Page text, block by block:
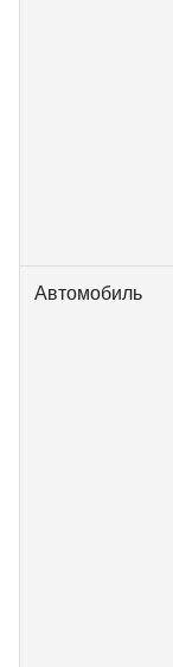
Автомобиль